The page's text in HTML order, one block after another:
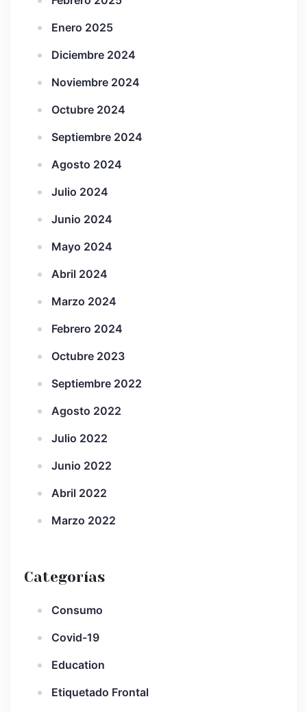
Enero 2025
Diciembre 2024
Noviembre 2024
Octubre 2024
Septiembre 2024
Agosto 2024
Julio 2024
Junio 2024
Mayo 2024
Abril 2024
Marzo 2024
Febrero 2024
Octubre 2023
Septiembre 2022
Agosto 2022
Julio 2022
Junio 2022
Abril 2022
Marzo 2022
Categorías
Consumo
Covid-19
Education
Etiquetado Frontal